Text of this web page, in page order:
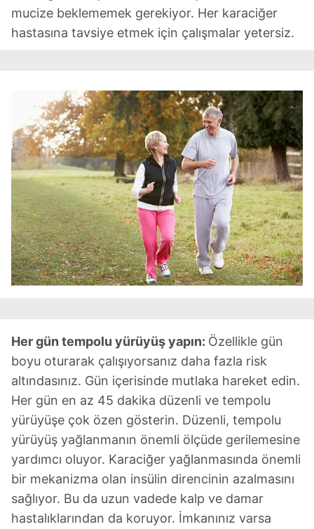
mucize beklememek gerekiyor. Her karaciğer
hastasına tavsiye etmek için çalışmalar yetersiz.
Her gün tempolu yürüyüş yapın: Özellikle gün
boyu oturarak çalışıyorsanız daha fazla risk
altındasınız. Gün içerisinde mutlaka hareket edin.
Her gün en az 45 dakika düzenli ve tempolu
yürüyüşe çok özen gösterin. Düzenli, tempolu
yürüyüş yağlanmanın önemli ölçüde gerilemesine
yardımcı oluyor. Karaciğer yağlanmasında önemli
bir mekanizma olan insülin direncinin azalmasını
sağlıyor. Bu da uzun vadede kalp ve damar
hastalıklarından da koruyor. İmkanınız varsa